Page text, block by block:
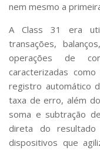
nem mesmo a
A Class 31 era
transações,
operações de
caracterizadas
registro automático
taxa de erro, além
soma e subtração
direta do
dispositivos que